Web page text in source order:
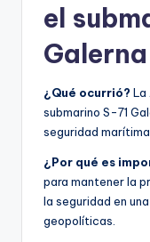
el
Galerna
¿Qué ocurrió? La
submarino S-71
seguridad
¿Por qué es
para mantener la
la seguridad en
geopolíticas.